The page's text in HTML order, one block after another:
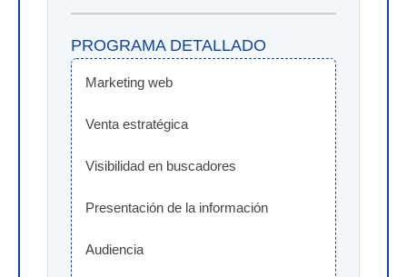
PROGRAMA DETALLADO
Marketing web
Venta estratégica
Visibilidad en buscadores
Presentación de la información
Audiencia